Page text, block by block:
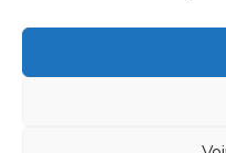
© 2026